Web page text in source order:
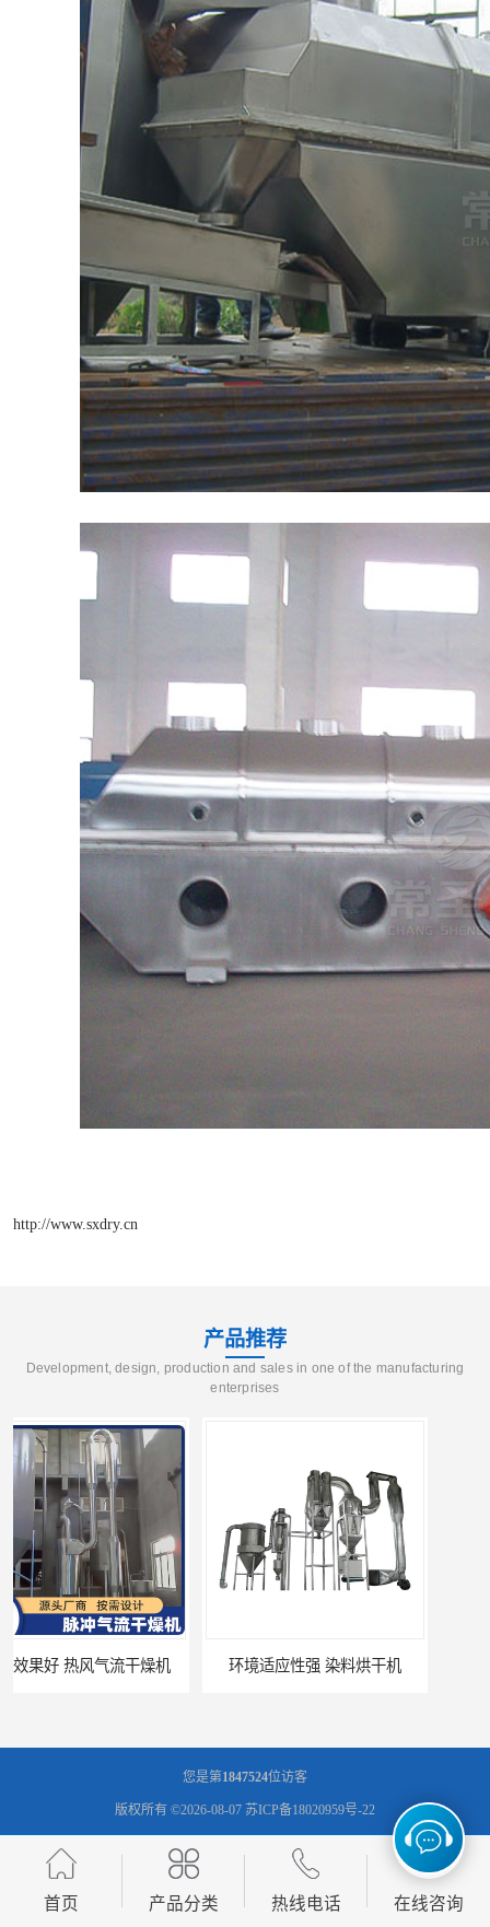
http://www.sxdry.cn
产品推荐
Development, design, production and sales in one of the manufacturing
enterprises
操作简便 医药中间体烘干机
您是第1847524位访客
版权所有 ©2026-08-07 苏ICP备18020959号-22
技术支持： 八方资源网 管理员入口 网站地图
首页 产品分类 热线电话 在线咨询